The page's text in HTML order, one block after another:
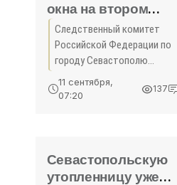
окна на втором
этаже выпал
двухлетний мальчик
- «Происшествия
Крыма»
Следственный комитет
Российской Федерации по
городу Севастополю
выпадении двухлетнего
11 сентября,
07:20
137
Севастопольскую
утопленницу уже